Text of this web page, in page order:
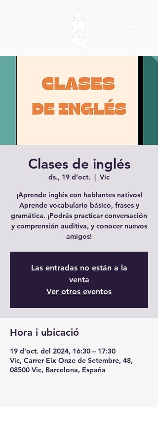
Clases de inglés
ds., 19 d’oct.
  |
Vic
¡Aprende inglés con hablantes nativos!
Aprende vocabulario básico, frases y
gramática. ¡Podrás practicar conversación
y comprensión auditiva, y conocer nuevos
amigos!
Las entradas no están a la
venta
Ver otros eventos
Hora i ubicació
19 d’oct. del 2024, 16:30 – 17:30
Vic, Carrer Eix Onze de Setembre, 48,
08500 Vic, Barcelona, España